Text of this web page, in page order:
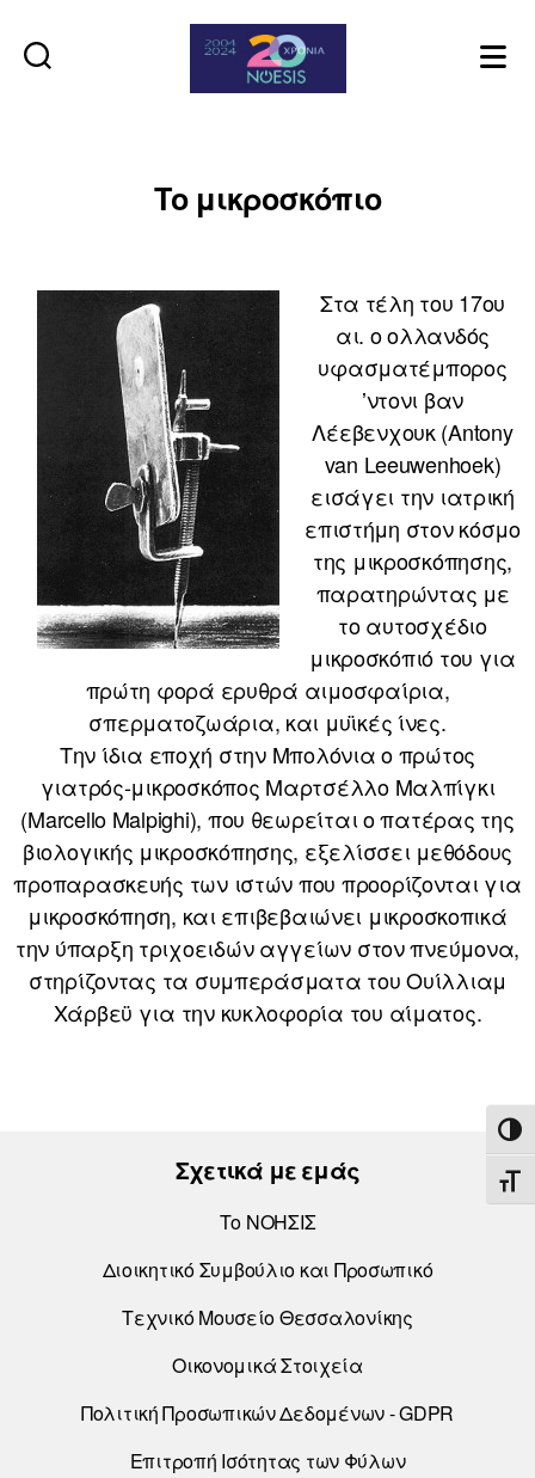
Το μικροσκόπιο
Στα τέλη του 17ου
αι. ο ολλανδός
υφασματέμπορος
ʼντονι βαν
Λέεβενχουκ (Antony
van Leeuwenhoek)
εισάγει την ιατρική
επιστήμη στον κόσμο
της μικροσκόπησης,
παρατηρώντας με
το αυτοσχέδιο
μικροσκόπιό του για
πρώτη φορά ερυθρά αιμοσφαίρια,
σπερματοζωάρια, και μυϊκές ίνες.
Την ίδια εποχή στην Μπολόνια ο πρώτος
γιατρός-μικροσκόπος Μαρτσέλλο Μαλπίγκι
(Marcello Malpighi), που θεωρείται ο πατέρας της
βιολογικής μικροσκόπησης, εξελίσσει μεθόδους
προπαρασκευής των ιστών που προορίζονται για
μικροσκόπηση, και επιβεβαιώνει μικροσκοπικά
την ύπαρξη τριχοειδών αγγείων στον πνεύμονα,
στηρίζοντας τα συμπεράσματα του Ουίλλιαμ
Χάρβεϋ για την κυκλοφορία του αίματος.
Σχετικά με εμάς
Το ΝΟΗΣΙΣ
Διοικητικό Συμβούλιο και Προσωπικό
Τεχνικό Μουσείο Θεσσαλονίκης
Οικονομικά Στοιχεία
Πολιτική Προσωπικών Δεδομένων - GDPR
Επιτροπή Ισότητας των Φύλων